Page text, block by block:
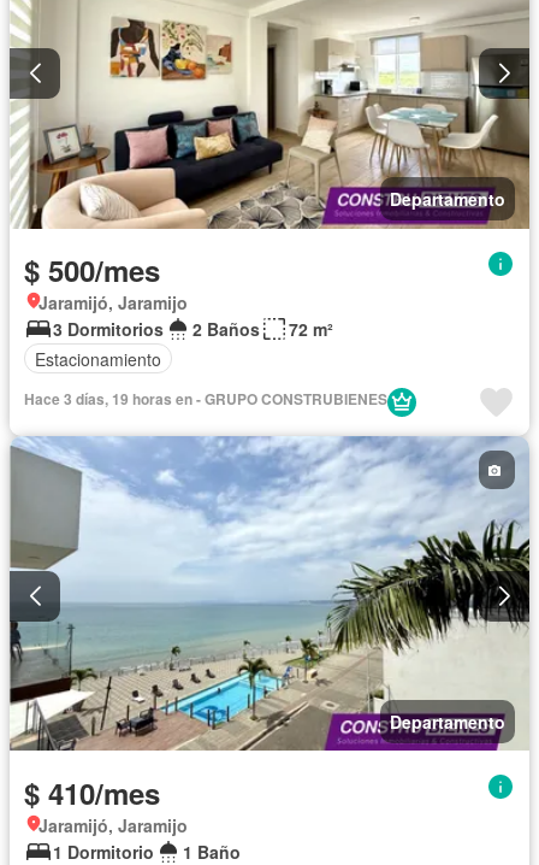
Departamento
$ 500/mes
Jaramijó, Jaramijo
3 Dormitorios
2 Baños
72 m²
Estacionamiento
Hace 3 días, 19 horas en - GRUPO CONSTRUBIENES
Departamento
$ 410/mes
Jaramijó, Jaramijo
1 Dormitorio
1 Baño